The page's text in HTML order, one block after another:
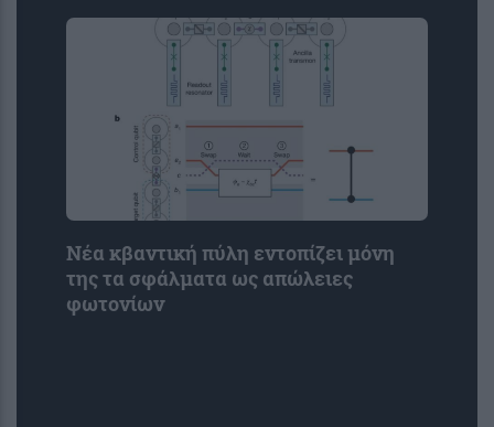
Νέα κβαντική πύλη εντοπίζει μόνη
της τα σφάλματα ως απώλειες
φωτονίων